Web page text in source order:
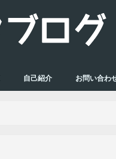
自己紹介 お問い合わ